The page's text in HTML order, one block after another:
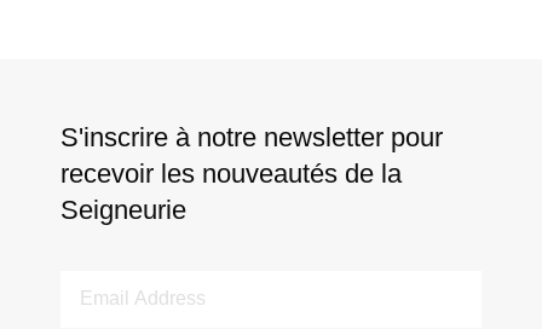
S'inscrire à notre newsletter pour
recevoir les nouveautés de la
Seigneurie